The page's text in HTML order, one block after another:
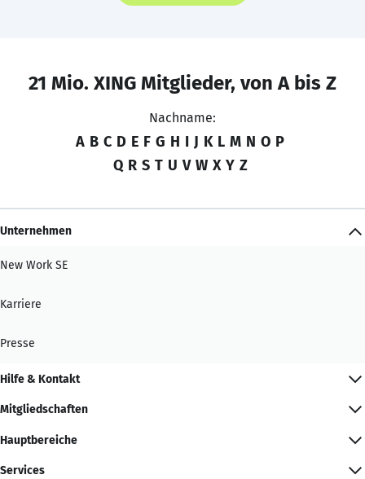
21 Mio. XING Mitglieder, von A bis Z
Nachname:
A B C D E F G H I J K L M N O P
Q R S T U V W X Y Z
Unternehmen
New Work SE
Karriere
Presse
Hilfe & Kontakt
Mitgliedschaften
Hauptbereiche
Services